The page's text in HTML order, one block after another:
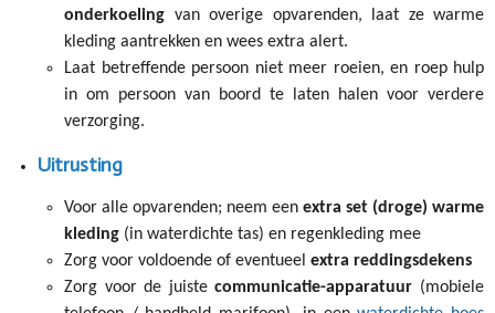
onderkoeling van overige opvarenden, laat ze warme
kleding aantrekken en wees extra alert.
Laat betreffende persoon niet meer roeien, en roep hulp
in om persoon van boord te laten halen voor verdere
verzorging.
Uitrusting
Voor alle opvarenden; neem een extra set (droge) warme
kleding (in waterdichte tas) en regenkleding mee
Zorg voor voldoende of eventueel extra reddingsdekens
Zorg voor de juistecommunicatie-apparatuur (mobiele